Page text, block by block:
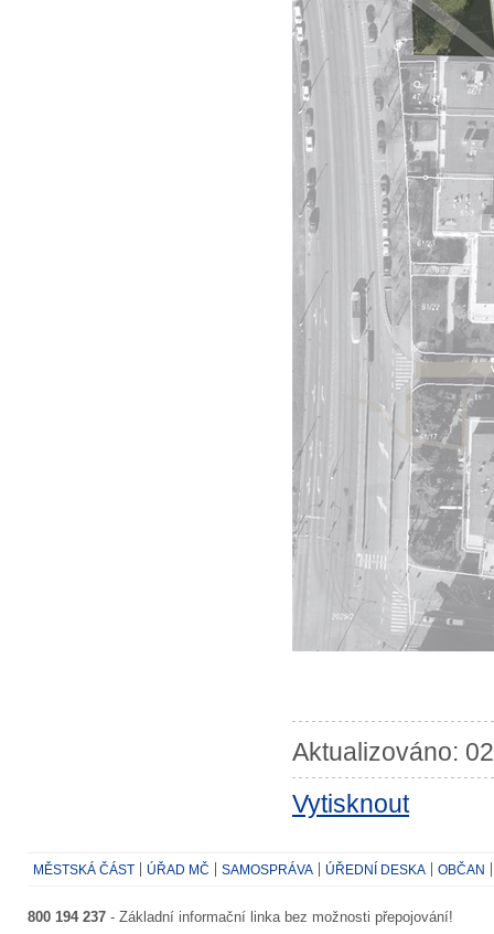
Aktualizováno:
Vytisknout
MĚSTSKÁ ČÁST ÚŘAD MČ SAMOSPRÁVA ÚŘEDNÍ DESKA OBČAN
800 194 237 - Základní informační linka bez možnosti přepojování!